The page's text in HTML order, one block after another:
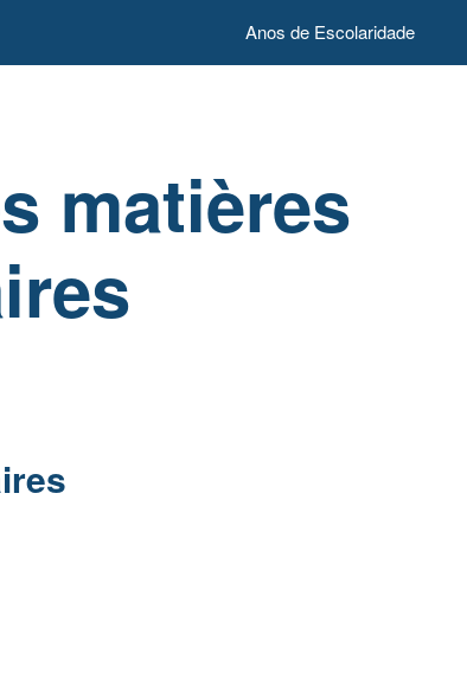
Anos de Escolaridade
matières